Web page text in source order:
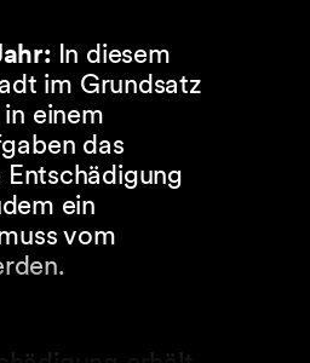
In diesem
im Grundsatz
einem
das
ein
vom